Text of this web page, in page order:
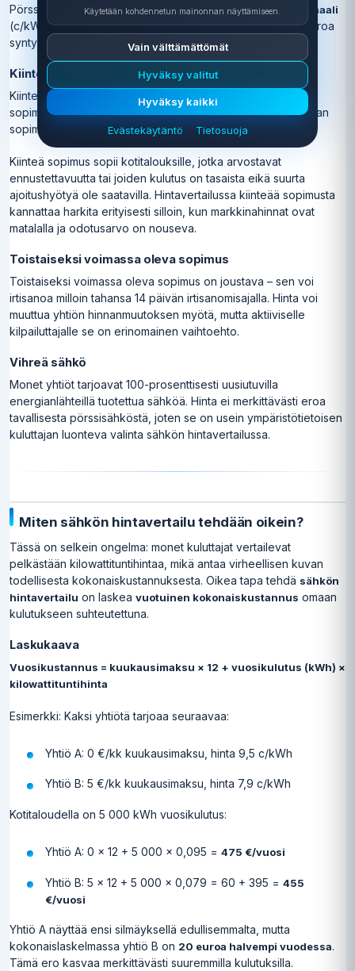
Pörssisähköä vertaillessa keskeinen vertailuluku on marginaali
(c/kWh) jakuukausimaksu. Spot-hinta on kaikille sama – eroa
syntyy marginaalissa ja lisäpalveluissa.
Kiinteähintainen sopimus
Kiinteässä sopimuksessa kilowattituntihinta on sama koko
sopimuskauden ajan, yleensä 12–24 kuukautta. Hinta sovitaan
sopimuksentekohetkellä markkinahinnan mukaan.
Kiinteä sopimus sopii kotitalouksille, jotka arvostavat
ennustettavuutta tai joiden kulutus on tasaista eikä suurta
ajoitushyötyä ole saatavilla. Hintavertailussa kiinteää sopimusta
kannattaa harkita erityisesti silloin, kun markkinahinnat ovat
matalalla ja odotusarvo on nouseva.
Toistaiseksi voimassa oleva sopimus
Toistaiseksi voimassa oleva sopimus on joustava – sen voi
irtisanoa milloin tahansa 14 päivän irtisanomisajalla. Hinta voi
muuttua yhtiön hinnanmuutoksen myötä, mutta aktiiviselle
kilpailuttajalle se on erinomainen vaihtoehto.
Vihreä sähkö
Monet yhtiöt tarjoavat 100-prosenttisesti uusiutuvilla
energianlähteillä tuotettua sähköä. Hinta ei merkittävästi eroa
tavallisesta pörssisähköstä, joten se on usein ympäristötietoisen
kuluttajan luonteva valinta sähkön hintavertailussa.
Miten sähkön hintavertailu tehdään oikein?
Tässä on selkein ongelma: monet kuluttajat vertailevat
pelkästään kilowattituntihintaa, mikä antaa virheellisen kuvan
todellisesta kokonaiskustannuksesta. Oikea tapa tehdä sähkön
hintavertailu on laskea vuotuinen kokonaiskustannus omaan
kulutukseen suhteutettuna.
Laskukaava
Vuosikustannus = kuukausimaksu × 12 + vuosikulutus (kWh) ×
kilowattituntihinta
Esimerkki: Kaksi yhtiötä tarjoaa seuraavaa:
Yhtiö A: 0 €/kk kuukausimaksu, hinta 9,5 c/kWh
Yhtiö B: 5 €/kk kuukausimaksu, hinta 7,9 c/kWh
Kotitaloudella on 5 000 kWh vuosikulutus:
Yhtiö A: 0 × 12 + 5 000 × 0,095 = 475 €/vuosi
Yhtiö B: 5 × 12 + 5 000 × 0,079 = 60 + 395 = 455
€/vuosi
Yhtiö A näyttää ensi silmäyksellä edullisemmalta, mutta
kokonaislaskelmassa yhtiö B on 20 euroa halvempi vuodessa.
Tämä ero kasvaa merkittävästi suuremmilla kulutuksilla.
Käytetään kohdennetun mainonnan näyttämiseen.
Vain välttämättömät
Hyväksy valitut
Hyväksy kaikki
Evästekäytäntö Tietosuoja